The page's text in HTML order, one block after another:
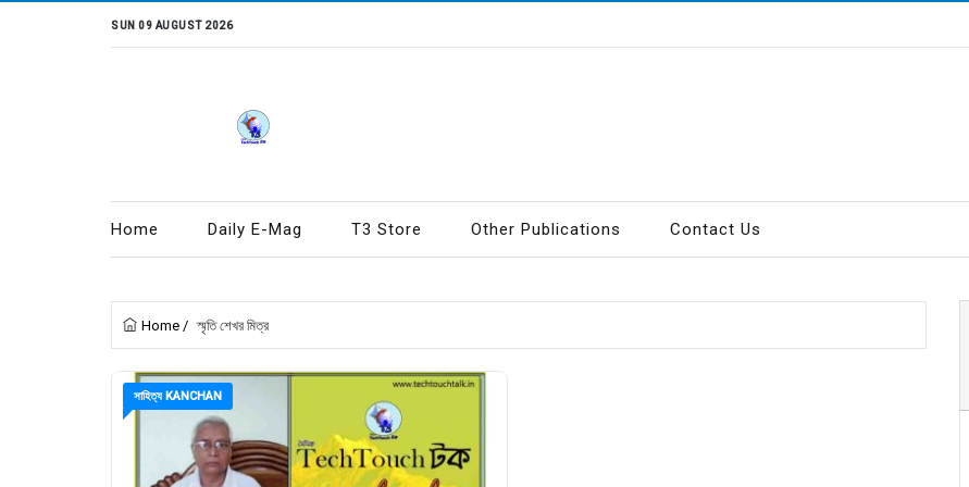
SUN 09 AUGUST 2026
Home Daily E-Mag T3 Store Other Publications Contact Us
Home / স্মৃতি শেখর মিত্র
সাহিত্য KANCHAN